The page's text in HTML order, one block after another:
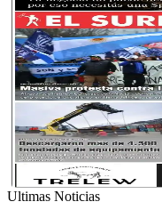
Ultimas Noticias